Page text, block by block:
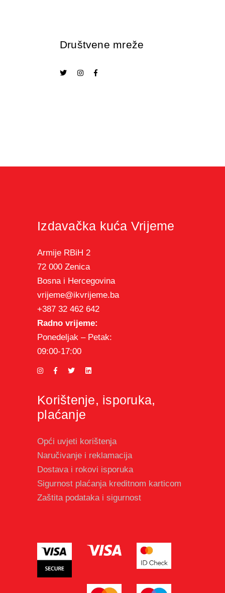
Društvene mreže
Izdavačka kuća Vrijeme
Armije RBiH 2
72 000 Zenica
Bosna i Hercegovina
vrijeme@ikvrijeme.ba
+387 32 462 642
Radno vrijeme:
Ponedeljak – Petak:
09:00-17:00
Korištenje, isporuka,
plaćanje
Opći uvjeti korištenja
Naručivanje i reklamacija
Dostava i rokovi isporuka
Sigurnost plaćanja kreditnom karticom
Zaštita podataka i sigurnost